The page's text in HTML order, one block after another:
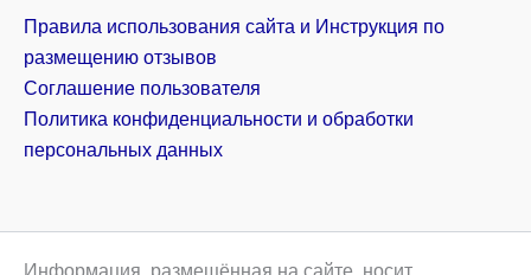
Правила использования сайта и Инструкция по
размещению отзывов
Соглашение пользователя
Политика конфиденциальности и обработки
персональных данных
Информация, размещённая на сайте, носит